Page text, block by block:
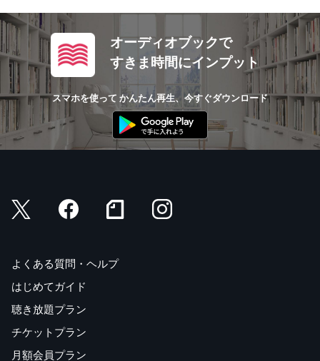
オーディオブックで
すきま時間にインプット
スマホを使って かんたん再生、今すぐダウンロード
よくある質問・ヘルプ
はじめてガイド
聴き放題プラン
チケットプラン
月額会員プラン